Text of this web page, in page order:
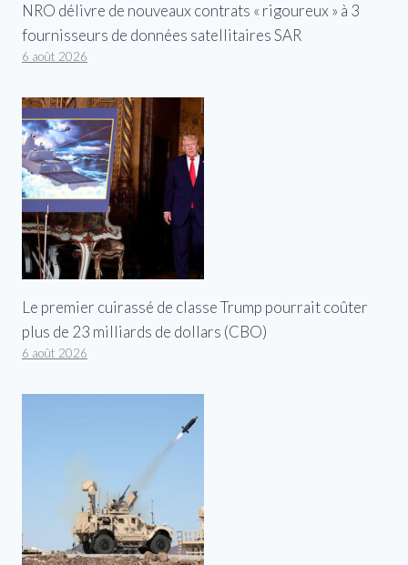
NRO délivre de nouveaux contrats « rigoureux » à 3
fournisseurs de données satellitaires SAR
6 août 2026
Le premier cuirassé de classe Trump pourrait coûter
plus de 23 milliards de dollars (CBO)
6 août 2026